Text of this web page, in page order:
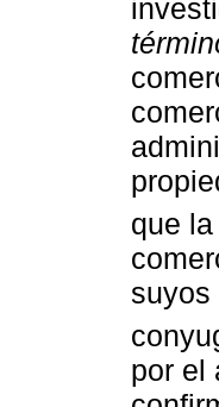
que la
suyos
por el